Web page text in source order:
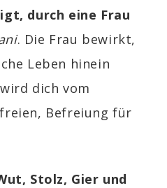
durch eine Frau
. Die Frau bewirkt,
Leben hinein
dich vom
Befreiung für
Stolz, Gier und